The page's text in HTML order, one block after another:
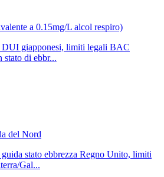
a 0.15mg/L alcol respiro)
DUI giapponesi, limiti legali BAC
stato di ebbr...
del Nord
stato ebbrezza Regno Unito, limiti
Gal...